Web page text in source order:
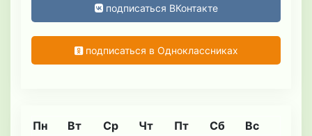
подписаться ВКонтакте
подписаться в Одноклассниках
Пн Вт Ср Чт Пт Сб Вс